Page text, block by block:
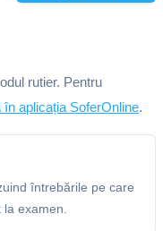
rutier. Pentru
în aplicația SoferOnline.
întrebările pe care
examen.